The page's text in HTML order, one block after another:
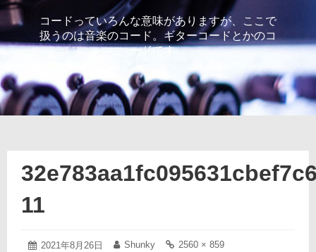
コードっていろんな意味がありますが、ここで
扱うのは音楽のコード。ギターコードとかのコ
ードです。
11
投
2021年8月26日
2021 投
Shunky
フ
2560 × 859